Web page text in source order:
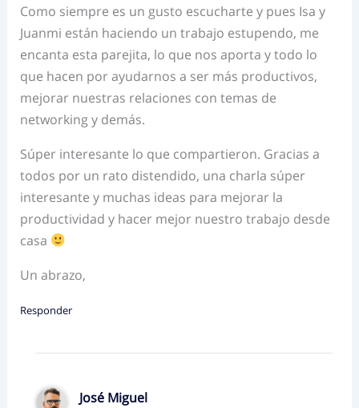
Como siempre es un gusto escucharte y pues Isa y
Juanmi están haciendo un trabajo estupendo, me
encanta esta parejita, lo que nos aporta y todo lo
que hacen por ayudarnos a ser más productivos,
mejorar nuestras relaciones con temas de
networking y demás.
Súper interesante lo que compartieron. Gracias a
todos por un rato distendido, una charla súper
interesante y muchas ideas para mejorar la
productividad y hacer mejor nuestro trabajo desde
casa
Un abrazo,
Responder
José Miguel